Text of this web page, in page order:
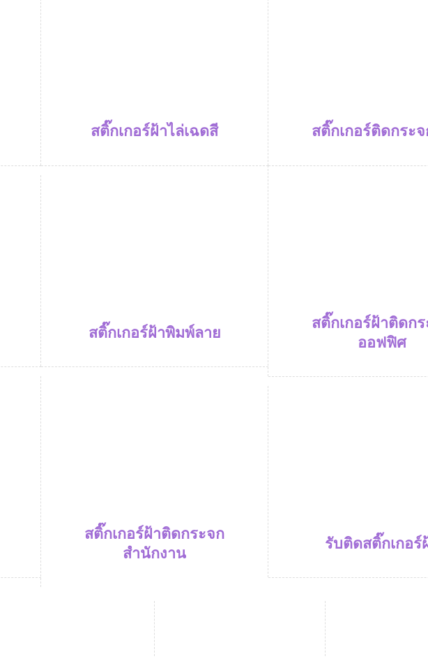
สติ๊กเกอร์ฝ้าไล่เฉดสี สติ๊กเกอร์ติดกระ
สติ๊กเกอร์ฝ้าพิมพ์ลาย
สติ๊กเกอร์ฝ้าติดก
ออฟฟิศ
สติ๊กเกอร์ฝ้าติดกระจก
สำนักงาน
รับติดสติ๊กเกอร์